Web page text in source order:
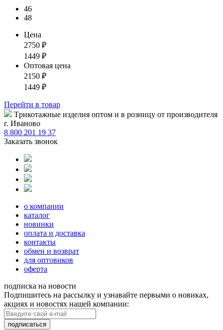
46
48
Цена
2750 ₽
1449 ₽
Оптовая цена
2150 ₽
1449 ₽
Перейти в товар
Tрикотажные изделия оптом и в розницу от производителя
г. Иваново
8 800 201 19 37
Заказать звонок
о компании
каталог
новинки
оплата и доставка
контакты
обмен и возврат
для оптовиков
оферта
подписка на новости
Подпишитесь на рассылку и узнавайте первыми о новиках,
акциях и новостях нашей компании:
подписаться